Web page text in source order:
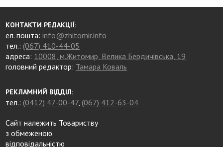
КОНТАКТИ РЕДАКЦІЇ:
ел. пошта:info@zhitomir.info
тел.: (067) 410-44-05
адреса: 10008, м.Житомир, Велика Бердичівська, 19
головний редактор: Тамара Коваль
РЕКЛАМНИЙ ВІДДІЛ:
тел.: (0412) 47-00-47, (067) 412-63-04
Сайт належить Товариству
з обмеженою
відповідальністю